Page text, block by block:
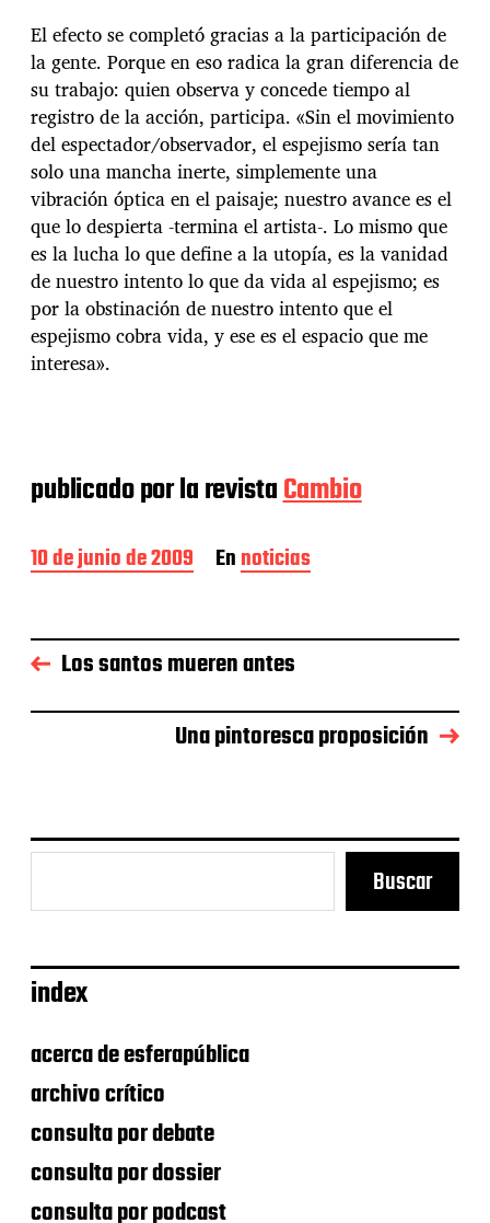
El efecto se completó gracias a la participación de
la gente. Porque en eso radica la gran diferencia de
su trabajo: quien observa y concede tiempo al
registro de la acción, participa. «Sin el movimiento
del espectador/observador, el espejismo sería tan
solo una mancha inerte, simplemente una
vibración óptica en el paisaje; nuestro avance es el
que lo despierta -termina el artista-. Lo mismo que
es la lucha lo que define a la utopía, es la vanidad
de nuestro intento lo que da vida al espejismo; es
por la obstinación de nuestro intento que el
espejismo cobra vida, y ese es el espacio que me
interesa».
publicado por la revistaCambio
F
e
a
d
l
a
10 de junio de 2009 Ennoticias
Los santos mueren antes
Una pintoresca proposición
Buscar
index
acerca de esferapública
archivo crítico
consulta por debate
consulta por dossier
consulta por podcast